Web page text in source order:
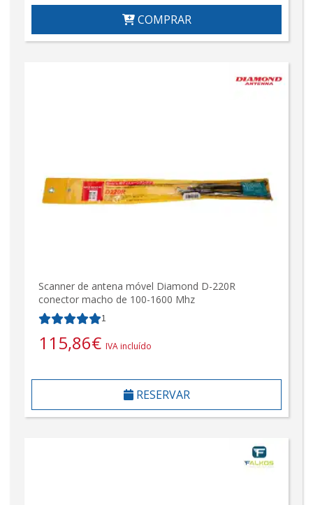
COMPRAR
Scanner de antena móvel Diamond D-220R
conector macho de 100-1600 Mhz
1
115,86€ IVA incluído
RESERVAR